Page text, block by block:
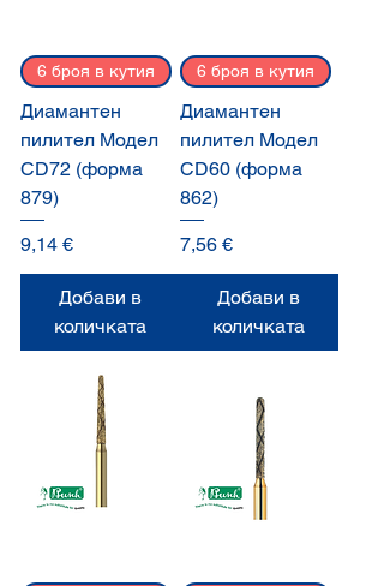
6 броя в кутия
Диамантен
пилител Модел
CD72 (форма
879)
Цена
9,14 €
Добави в
количката
6 броя в кутия
Диамантен
пилител Модел
CD60 (форма
862)
Цена
7,56 €
Добави в
количката